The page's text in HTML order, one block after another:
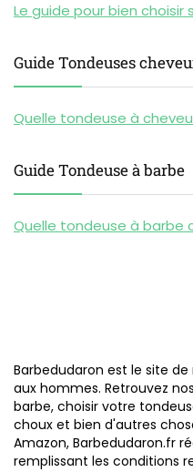
Le guide pour bien
Guide Tondeuses
Quelle tondeuse à
Guide Tondeuse à barbe
Quelle tondeuse à barbe
Barbedudaron est le site
aux hommes. Retrouvez
barbe, choisir votre
choux et bien d'autres
Amazon, Barbedudaron.fr
remplissant les conditions